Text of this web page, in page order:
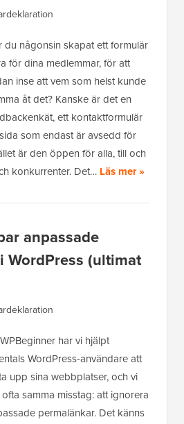
du någonsin skapat ett formulär
för dina medlemmar, för att
inse att vem som helst kunde
åt det? Kanske är det en
ett kontaktformulär
som endast är avsedd för
är den öppen för alla, till och
konkurrenter. Det… Läs mer »
anpassade
WordPress (ultimat
har vi hjälpt
WordPress-användare att
upp sina webbplatser, och vi
samma misstag: att ignorera
permalänkar. Det känns